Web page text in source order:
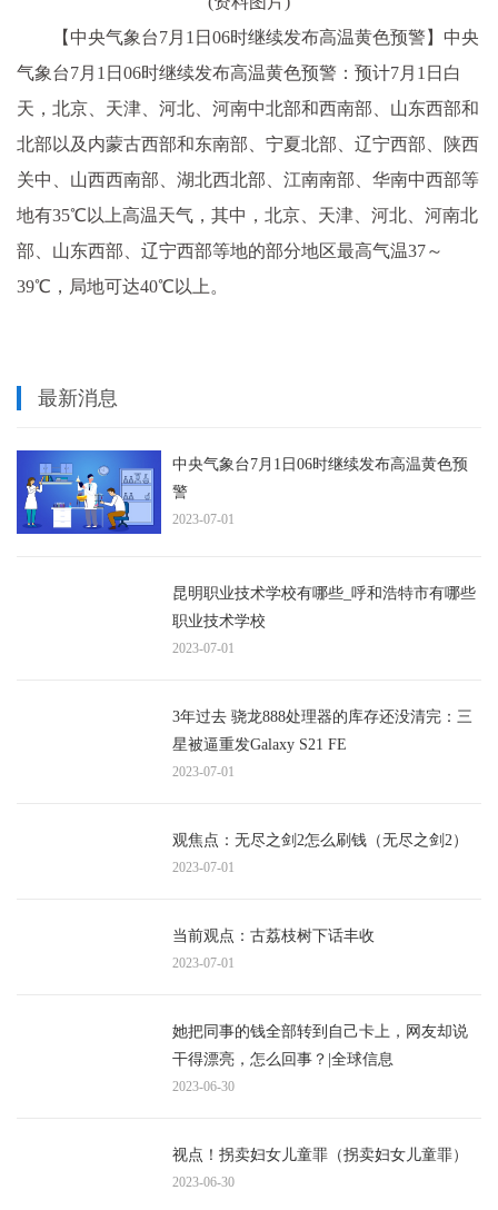
【中央气象台7月1日06时继续发布高温黄色预警】中央
气象台7月1日06时继续发布高温黄色预警：预计7月1日白
天，北京、天津、河北、河南中北部和西南部、 山东西部和
北部以及内蒙古西部和东南部、宁夏北部、辽宁西部、陕西
关中、山西西南部、湖北西北部、江南南部、华南中西部等
地有35℃以上高温天气，其中，北京、天津、河北、河南北
部、山东西部、辽宁西部等地的部分地区最高气温37～
39℃，局地可达40℃以上。
最新消息
中央气象台7月1日06时继续发布高温黄色预
警
2023-07-01
昆明职业技术学校有哪些_呼和浩特市有哪些
职业技术学校
2023-07-01
3年过去 骁龙888处理器的库存还没清完：三
星被逼重发Galaxy S21 FE
2023-07-01
观焦点：无尽之剑2怎么刷钱（无尽之剑2）
2023-07-01
当前观点：古荔枝树下话丰收
2023-07-01
她把同事的钱全部转到自己卡上，网友却说
干得漂亮，怎么回事？|全球信息
2023-06-30
视点！拐卖妇女儿童罪（拐卖妇女儿童罪）
2023-06-30